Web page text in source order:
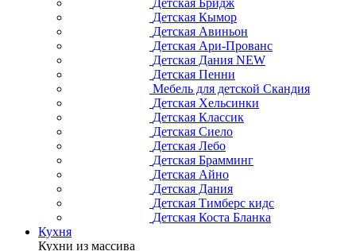
Детская Кымор
Детская Авиньон
Детская Ари-Прованс
Детская Дания NEW
Детская Пенни
Мебель для детской Скандия
Детская Хельсинки
Детская Классик
Детская Сиело
Детская Лебо
Детская Брамминг
Детская Айно
Детская Дания
Детская Тимберс кидс
Детская Коста Бланка
Кухня
Кухни из массива